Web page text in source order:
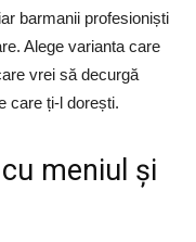
barmanii profesioniști
Alege varianta care
vrei să decurgă
care ți-l dorești.
meniul și